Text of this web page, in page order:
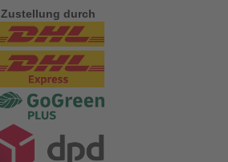
Zustellung durch